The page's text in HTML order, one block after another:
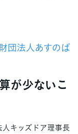
団法人あすのば
が少ないこ
人キッズドア理事長